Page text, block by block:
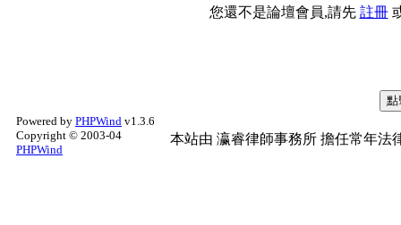
您還不是論壇會員,請先 註冊
Powered by PHPWind v1.3.6
Copyright © 2003-04
PHPWind
本站由 瀛睿律師事務所 擔任常年法